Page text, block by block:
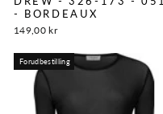
- BORDEAUX
149,00 kr
Forudbestilling